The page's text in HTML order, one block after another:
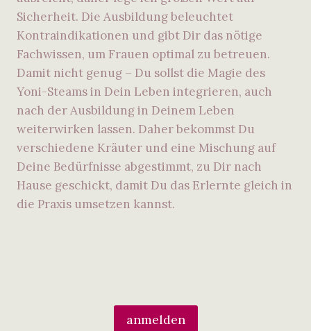
Sicherheit. Die Ausbildung beleuchtet
Kontraindikationen und gibt Dir das nötige
Fachwissen, um Frauen optimal zu betreuen.
Damit nicht genug – Du sollst die Magie des
Yoni-Steams in Dein Leben integrieren, auch
nach der Ausbildung in Deinem Leben
weiterwirken lassen. Daher bekommst Du
verschiedene Kräuter und eine Mischung auf
Deine Bedürfnisse abgestimmt, zu Dir nach
Hause geschickt, damit Du das Erlernte gleich in
die Praxis umsetzen kannst.
anmelden